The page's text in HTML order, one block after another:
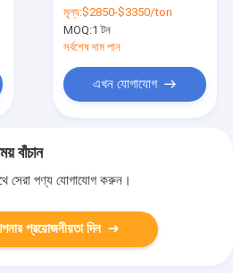
মূল্য:$2850-$3350/ton
MOQ:1 টন
সর্বশেষ দাম পান
এখন যোগাযোগ
বাঁচান
সেরা পণ্য যোগাযোগ করুন।
প্রয়োজনীয়তা দিন